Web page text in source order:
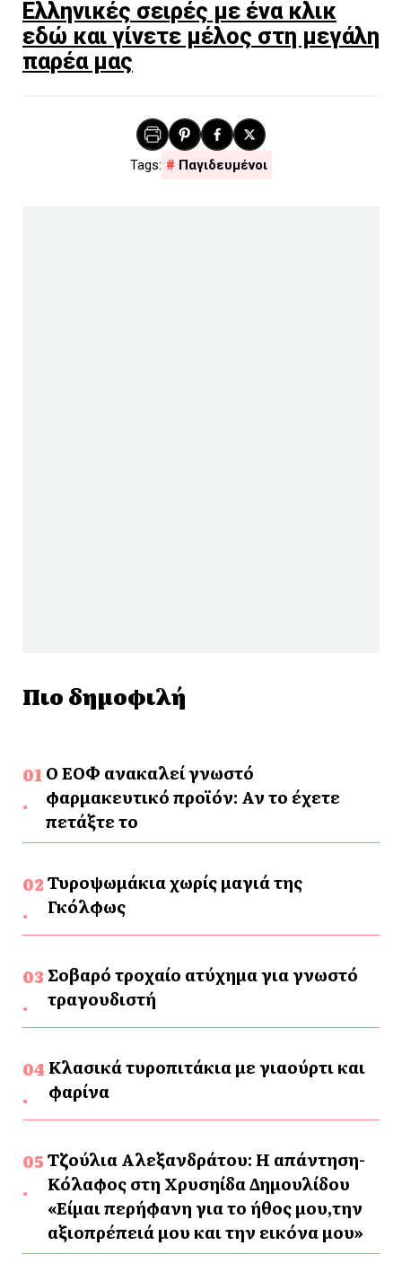
Ελληνικές σειρές με ένα κλικ
εδώ και γίνετε μέλος στη μεγάλη
παρέα μας
Παγιδευμένοι
Πιο δημοφιλή
Ο ΕΟΦ ανακαλεί γνωστό
φαρμακευτικό προϊόν: Αν το έχετε
πετάξτε το
Τυροψωμάκια χωρίς μαγιά της
Γκόλφως
Σοβαρό τροχαίο ατύχημα για γνωστό
τραγουδιστή
Κλασικά τυροπιτάκια με γιαούρτι και
φαρίνα
Τζούλια Αλεξανδράτου: Η απάντηση-
Κόλαφος στη Χρυσηίδα Δημουλίδου
«Είμαι περήφανη για το ήθος μου,την
αξιοπρέπειά μου και την εικόνα μου»